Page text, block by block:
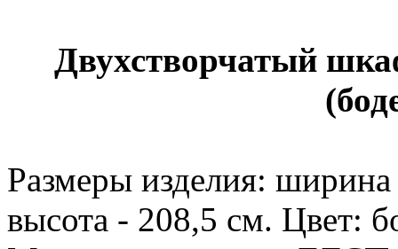
Двухстворчатый
Размеры изделия:
высота - 208,5 см. Цвет: